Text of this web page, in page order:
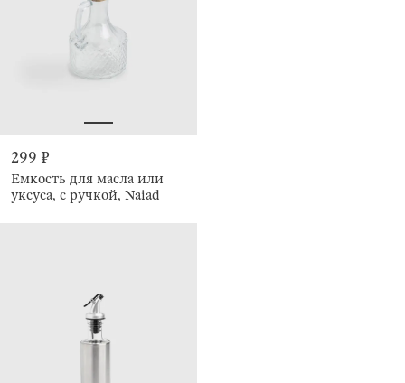
299 ₽
Емкость для масла или
уксуса, с ручкой, Naiad